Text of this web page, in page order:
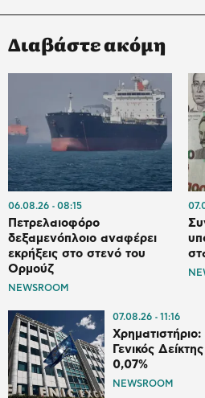
Διαβάστε ακόμη
06.08.26 08:15
Πετρελαιοφόρο
δεξαμενόπλοιο αναφέρει
εκρήξεις στο στενό του
Ορμούζ
NEWSROOM
07.08.26 11:16
Γενικός
0,07%
NEWSROOM